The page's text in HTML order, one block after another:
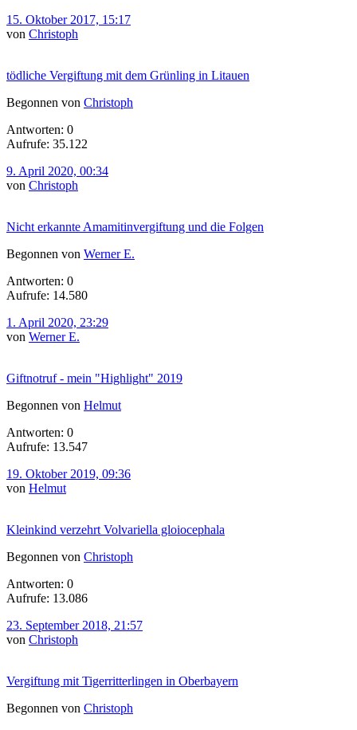
15. Oktober 2017, 15:17
von Christoph
tödliche Vergiftung mit dem Grünling in Litauen
Begonnen von Christoph
Antworten: 0
Aufrufe: 35.122
9. April 2020, 00:34
von Christoph
Nicht erkannte Amamitinvergiftung und die Folgen
Begonnen von Werner E.
Antworten: 0
Aufrufe: 14.580
1. April 2020, 23:29
von Werner E.
Giftnotruf - mein "Highlight" 2019
Begonnen von Helmut
Antworten: 0
Aufrufe: 13.547
19. Oktober 2019, 09:36
von Helmut
Kleinkind verzehrt Volvariella gloiocephala
Begonnen von Christoph
Antworten: 0
Aufrufe: 13.086
23. September 2018, 21:57
von Christoph
Vergiftung mit Tigerritterlingen in Oberbayern
Begonnen von Christoph